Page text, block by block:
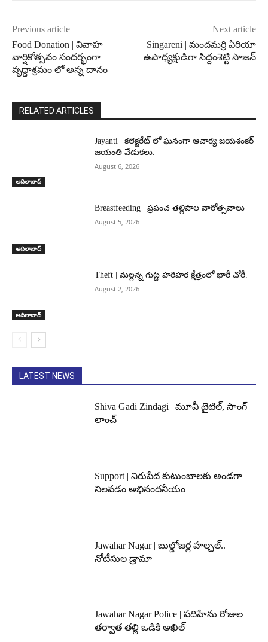
Previous article
Food Donation | వివాహ
వార్షికోత్సవం సందర్భంగా
వృద్ధాశ్రమం లో అన్న దానం
Next article
Singareni | మందమర్రి ఏరియా
ఉపాధ్యక్షుడిగా సిద్దంశెట్టి సాజన్
RELATED ARTICLES
ఆదిలాబాద్
Jayanti | కలెక్టరేట్ లో ఘనంగా ఆచార్య జయశంకర్
జయంతి వేడుకలు.
August 6, 2026
ఆదిలాబాద్
Breastfeeding | ప్రపంచ తల్లిపాల వారోత్సవాలు
August 5, 2026
ఆదిలాబాద్
Theft | మల్లన్న గుట్ట హరిహర క్షేత్రంలో భారీ చోరీ.
August 2, 2026
LATEST NEWS
Shiva Gadi Zindagi | మూవీ టైటిల్, సాంగ్
లాంచ్
Support | నిరుపేద కుటుంబాలకు అండగా
నిలవడం అభినందనీయం
Jawahar Nagar | బుల్డోజర్ల హల్చల్..
నోటీసుల డ్రామా
Jawahar Nagar Police | పదిహేను రోజుల
తర్వాత తల్లి ఒడికి అఖిల్